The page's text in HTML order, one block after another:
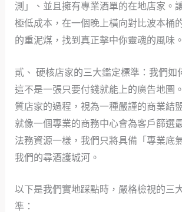
測」、並且擁有專業酒單的在地店家。
極低成本，在一個晚上橫向對比波本桶
的重泥煤，找到真正擊中你靈魂的風味。
貳、 硬核店家的三大鑑定標準：我們如
這不是一張只要付錢就能上的廣告地圖
質店家的過程，視為一種嚴謹的商業結
就像一個專業的商務中心會為客戶篩選
法務資源一樣，我們只將具備「專業底
我們的尋酒護城河。
以下是我們實地踩點時，嚴格檢視的三
準：